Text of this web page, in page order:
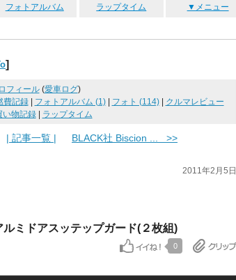
フォトアルバム ラップタイム ▼メニュー
]
フィール(愛車ログ)
費記録| フォトアルバム (1)| フォト (114)|
クルマレビュー
い物記録| ラップタイム
| 記事一覧 | BLACK社 Biscion ... >>
2011年2月5日
ミドアスッテップガード(２枚組)
0